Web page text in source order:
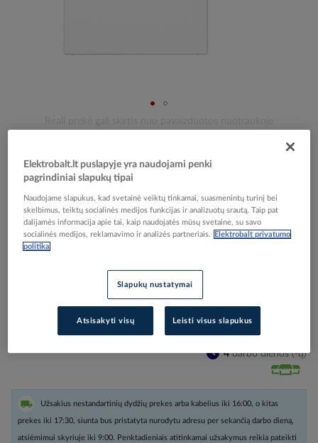
beginning
images
gallery
Elektrobalt prekės kodas
004192
EAN kodas
4011377081253
Gamintojo prekės kodas
LS994BWW
4darbo dienos (-ų)
Kiekis tiekėjo sandėlyje
Užsakius nestandartinių dydžių prekes arba kabelius iki 16:00, o kitas
prekes iki 17:30, siunta bus pristatyta nurodytu adresu per sekančią darbo dieną,
atsiėmimui skyriuje iki 9:00. Penktadieniais atitinkamai užsakymus reikia pateikti
Elektrobalt.lt puslapyje yra naudojami penki
pagrindiniai slapukų tipai
Naudojame slapukus, kad svetainė veiktų tinkamai, suasmenintų turinį bei
skelbimus, teiktų socialinės medijos funkcijas ir analizuotų srautą. Taip pat
dalijamės informacija apie tai, kaip naudojatės mūsų svetaine, su savo
socialinės medijos, reklamavimo ir analizės partneriais.
Elektrobalt privatumo
politika
Slapukų nustatymai
Atsisakyti visų Leisti visus slapukus